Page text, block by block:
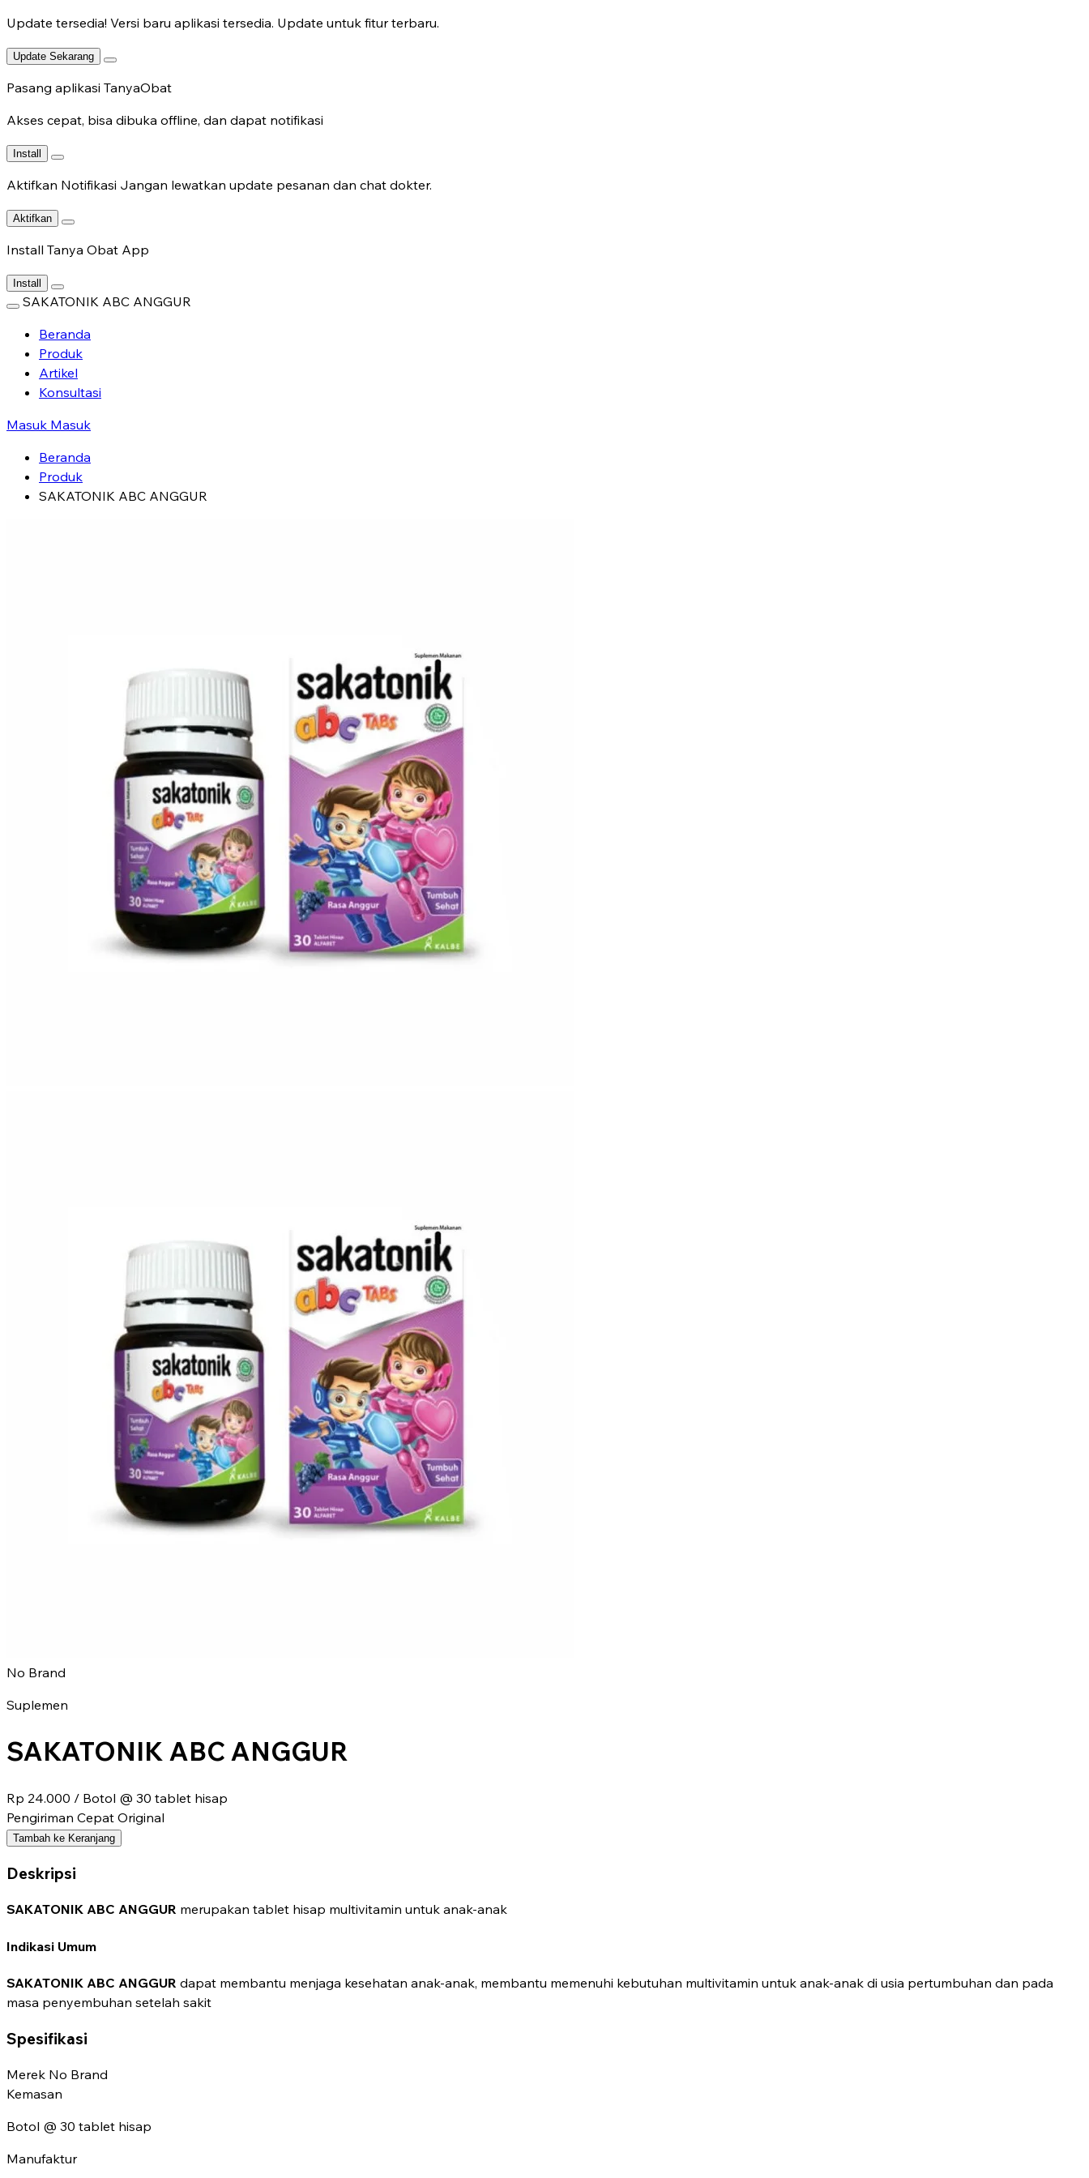
Update tersedia! Versi baru aplikasi tersedia. Update untuk fitur terbaru.
Update Sekarang
Pasang aplikasi TanyaObat
Akses cepat, bisa dibuka offline, dan dapat notifikasi
Install
Aktifkan Notifikasi Jangan lewatkan update pesanan dan chat dokter.
Aktifkan
Install Tanya Obat App
Install
SAKATONIK ABC ANGGUR
Beranda
Produk
Artikel
Konsultasi
Masuk Masuk
Beranda
Produk
SAKATONIK ABC ANGGUR
No Brand
Suplemen
SAKATONIK ABC ANGGUR
Rp 24.000 / Botol @ 30 tablet hisap
Pengiriman Cepat Original
Tambah ke Keranjang
Deskripsi
SAKATONIK ABC ANGGUR merupakan tablet hisap multivitamin untuk anak-anak
Indikasi Umum
SAKATONIK ABC ANGGUR dapat membantu menjaga kesehatan anak-anak, membantu memenuhi kebutuhan multivitamin untuk anak-anak di usia pertumbuhan dan pada
masa penyembuhan setelah sakit
Spesifikasi
Merek No Brand
Kemasan
Botol @ 30 tablet hisap
Manufaktur